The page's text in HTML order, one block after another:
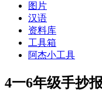
图片
汉语
资料库
工具箱
阿杰小工具
4一6年级手抄